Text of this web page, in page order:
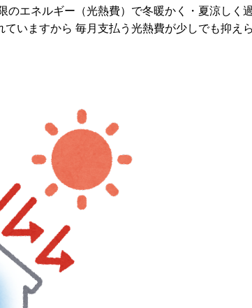
エネルギー（光熱費）で冬暖かく・夏涼しく
いますから 毎月支払う光熱費が少しでも抑え